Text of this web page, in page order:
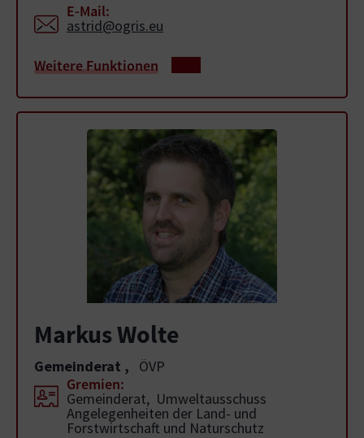
E-Mail:
astrid@ogris.eu
Weitere Funktionen
Markus Wolte
Gemeinderat ,
ÖVP
Gremien:
Gemeinderat, Umweltausschuss
Angelegenheiten der Land- und
Forstwirtschaft und Naturschutz